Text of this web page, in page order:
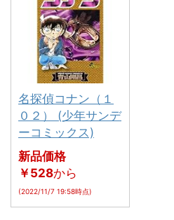
名探偵コナン（１
０２） (少年サンデ
ーコミックス)
新品価格
￥528から
(2022/11/7 19:58時点)